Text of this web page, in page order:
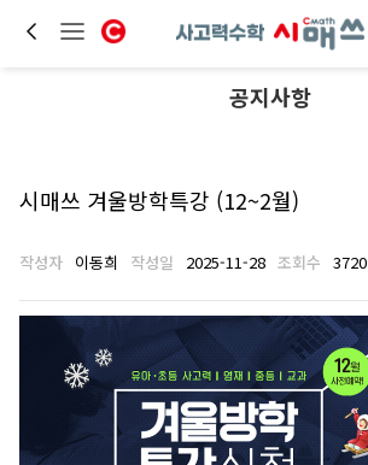
공지사항
시매쓰 겨울방학특강 (12~2월)
작성자 이동희 작성일 2025-11-28 조회수 3720